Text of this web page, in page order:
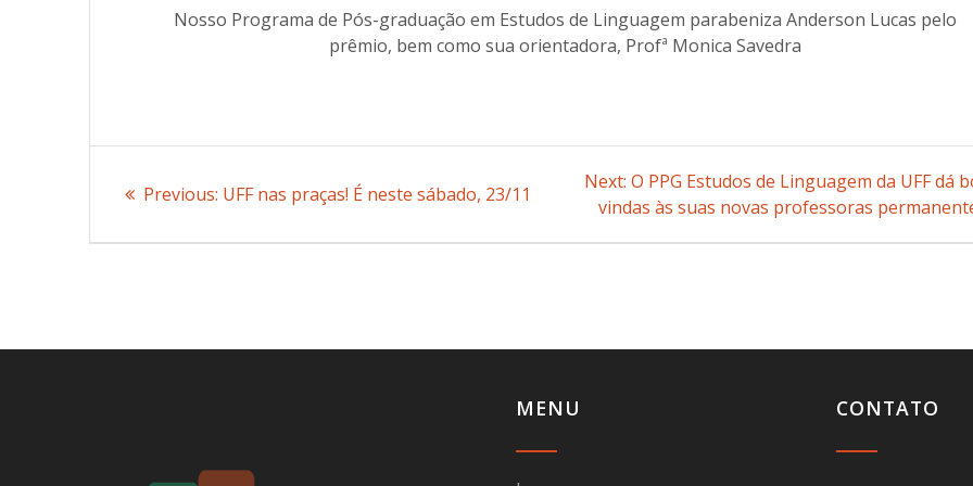
Nosso Programa de Pós-graduação em Estudos de Linguagem parabeniza Anderson Lucas pelo
prêmio, bem como sua orientadora, Profª Monica Savedra
navigation
Previous: Previous
UFF nas praças! É neste sábado, 23/11
Next: Next
post:
O PPG Estudos de Linguagem da UFF dá
vindas às suas novas professoras
MENU CONTATO